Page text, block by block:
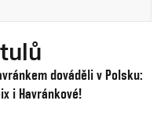
dováděli v Polsku:
i Havránkové!